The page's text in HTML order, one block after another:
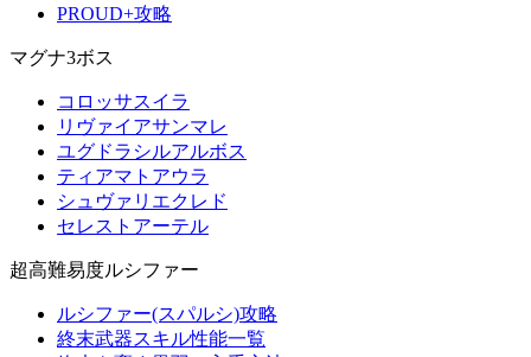
PROUD+攻略
マグナ3ボス
コロッサスイラ
リヴァイアサンマレ
ユグドラシルアルボス
ティアマトアウラ
シュヴァリエクレド
セレストアーテル
超高難易度ルシファー
ルシファー(スパルシ)攻略
終末武器スキル性能一覧